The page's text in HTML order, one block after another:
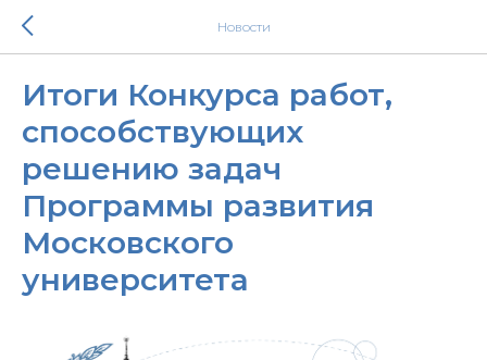
Новости
Итоги Конкурса работ,
способствующих
решению задач
Программы развития
Московского
университета